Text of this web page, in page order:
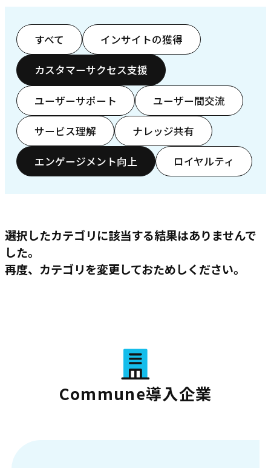
すべて インサイトの獲得
カスタマーサクセス支援
ユーザーサポート ユーザー間交流
サービス理解 ナレッジ共有
エンゲージメント向上 ロイヤルティ
選択したカテゴリに該当する結果はありませんで
した。
再度、カテゴリを変更しておためしください。
Commune導入企業